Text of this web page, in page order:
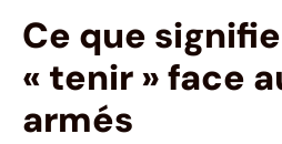
Ce que
« tenir » face
armés